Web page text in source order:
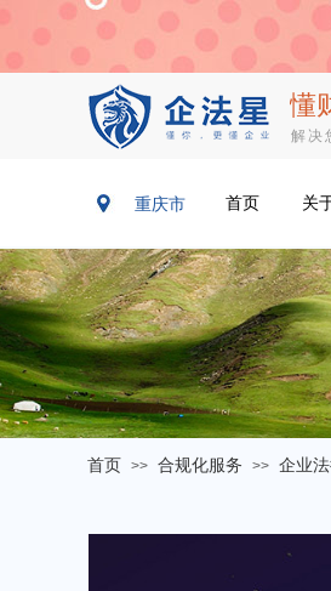
懂
解决
首页 关
重庆市
首页 >> 合规化服务 >> 企业